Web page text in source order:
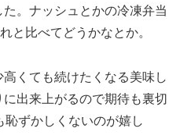
。ナッシュとかの冷凍弁当
と比べてどうかなとか。
くても続けたくなる美味し
出来上がるので期待も裏切
ずかしくないのが嬉し